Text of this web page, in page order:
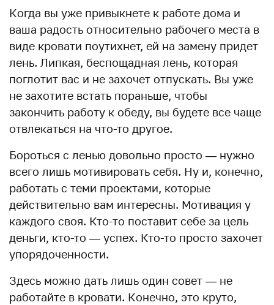
Когда вы уже привыкнете к работе дома и
ваша радость относительно рабочего места в
виде кровати поутихнет, ей на замену придет
лень. Липкая, беспощадная лень, которая
поглотит вас и не захочет отпускать. Вы уже
не захотите встать пораньше, чтобы
закончить работу к обеду, вы будете все чаще
отвлекаться на что-то другое.
Бороться с ленью довольно просто — нужно
всего лишь мотивировать себя. Ну и, конечно,
работать с теми проектами, которые
действительно вам интересны. Мотивация у
каждого своя. Кто-то поставит себе за цель
деньги, кто-то — успех. Кто-то просто захочет
упорядоченности.
Здесь можно дать лишь один совет — не
работайте в кровати. Конечно, это круто,